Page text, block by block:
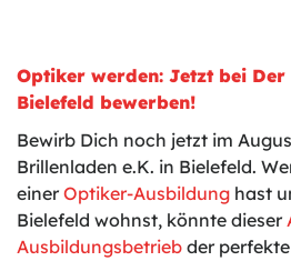
Optiker werden: Jetzt bei
Bielefeld bewerben!
Bewirb Dich noch jetzt im
Brillenladen e.K. in Bielefeld.
einer Optiker-Ausbildung hast
Bielefeld wohnst, könnte dieser
Ausbildungsbetrieb der